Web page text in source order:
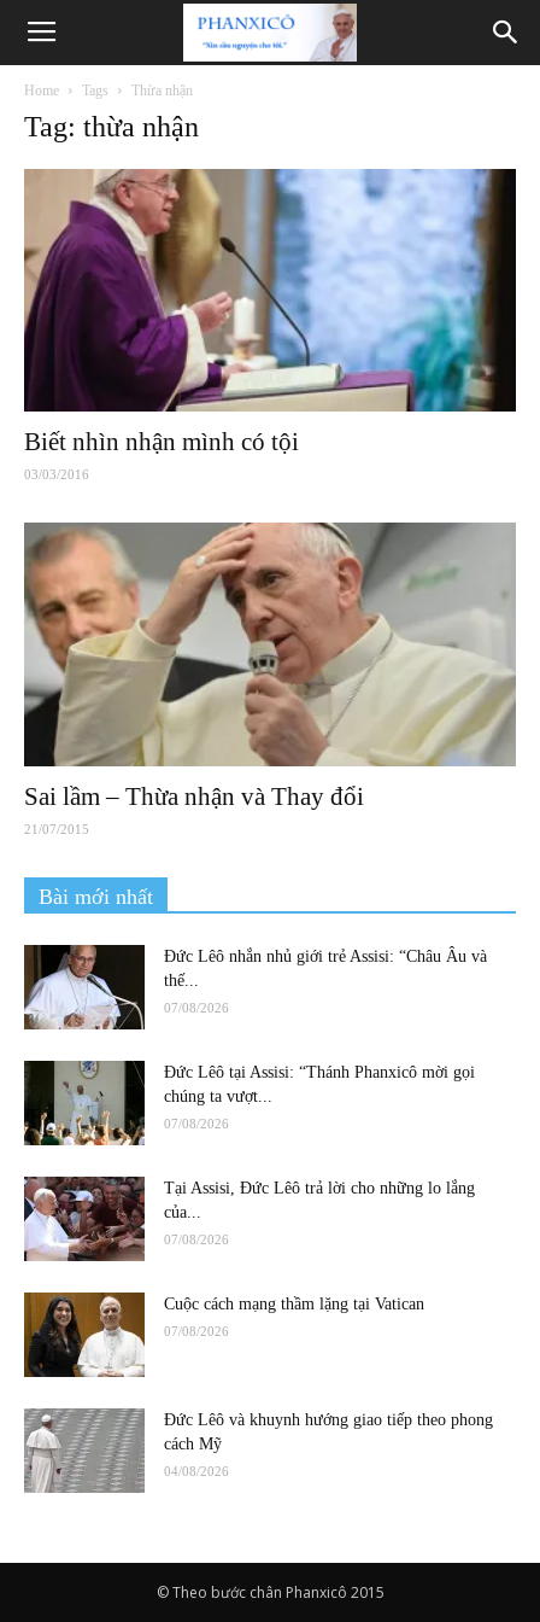
Phanxicô
Home Tags Thừa nhận
Tag: thừa nhận
Biết nhìn nhận mình có tội
03/03/2016
Sai lầm – Thừa nhận và Thay đổi
21/07/2015
Bài mới nhất
Đức Lêô nhắn nhủ giới trẻ Assisi: “Châu Âu và
thế...
07/08/2026
Đức Lêô tại Assisi: “Thánh Phanxicô mời gọi
chúng ta vượt...
07/08/2026
Tại Assisi, Đức Lêô trả lời cho những lo lắng
của...
07/08/2026
Cuộc cách mạng thầm lặng tại Vatican
07/08/2026
Đức Lêô và khuynh hướng giao tiếp theo phong
cách Mỹ
04/08/2026
© Theo bước chân Phanxicô 2015